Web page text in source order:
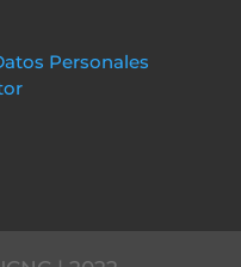
Personales